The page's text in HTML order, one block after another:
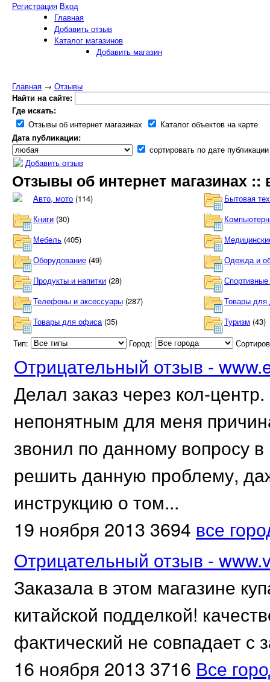
Регистрация Вход
Главная
Добавить отзыв
Каталог магазинов
Добавить магазин
Главная → Отзывы
Найти на сайте:
Где искать:
Отзывы об интернет магазинах
Каталог объектов на карте
Дата публикации:
сортировать по дате публикации
Добавить отзыв
Отзывы об интернет магазинах ::
Авто, мото (114)
Бытовая
Книги (30)
Мебель (405)
Оборудование (49)
Одежда и
Продукты и напитки (28)
Телефоны и аксессуары (287)
Товары для
Товары для офиса(35) Туризм (43)
Тип:
Город:
Отрицательный отзыв -
Делал заказ через кол-
непонятным для меня
звонил по данному вопросу
решить данную проблему,
инструкцию о том...
19 ноября 2013 3694 все
Отрицательный отзыв -
Заказала в этом магазине
китайской подделкой!
фактический не совпадает
16 ноября 2013 3716 Все